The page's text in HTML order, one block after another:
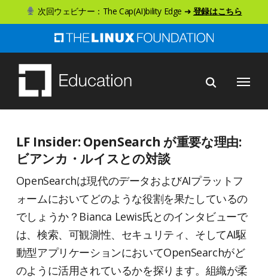
キ
次回ウェビナー：The Cap(AI)bility Edge ➜ 登録はこちら
メニュー
LF Insider: OpenSearch が重要な理由:
ビアンカ・ルイスとの対談
OpenSearchは現代のデータおよびAIプラットフ
ォームにおいてどのような役割を果たしているの
でしょうか？Bianca Lewis氏とのインタビューで
は、検索、可観測性、セキュリティ、そしてAI駆
動型アプリケーションにおいてOpenSearchがど
のように活用されているかを探ります。組織が柔